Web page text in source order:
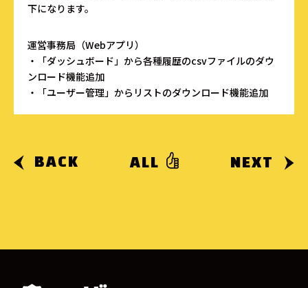
下になります。
運営事務局（Webアプリ）
・「ダッシュボード」から各種履歴のcsvファイルのダウ
ンロード機能追加
・「ユーザー管理」からリストのダウンロード機能追加
BACK ALL NEXT